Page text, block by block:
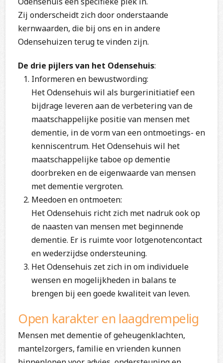
Zij onderscheidt zich door onderstaande
kernwaarden, die bij ons en in andere
Odensehuizen terug te vinden zijn.
De drie pijlers van het Odensehuis:
Informeren en bewustwording:
Het Odensehuis wil als burgerinitiatief een
bijdrage leveren aan de verbetering van de
maatschappelijke positie van mensen met
dementie, in de vorm van een ontmoetings- en
kenniscentrum. Het Odensehuis wil het
maatschappelijke taboe op dementie
doorbreken en de eigenwaarde van mensen
met dementie vergroten.
Meedoen en ontmoeten:
Het Odensehuis richt zich met nadruk ook op
de naasten van mensen met beginnende
dementie. Er is ruimte voor lotgenotencontact
en wederzijdse ondersteuning.
Het Odensehuis zet zich in om individuele
wensen en mogelijkheden in balans te
brengen bij een goede kwaliteit van leven.
Open karakter en laagdrempelig
Mensen met dementie of geheugenklachten,
mantelzorgers, familie en vrienden kunnen